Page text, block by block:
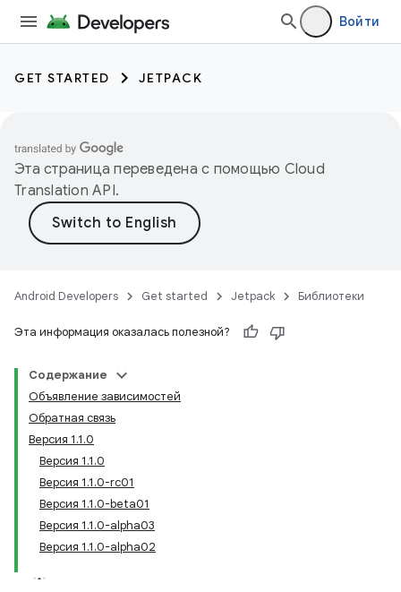
Войти
GET STARTED JETPACK
Эта страница переведена с помощью Cloud
Translation API.
Android Developers Get started Jetpack Библиотеки
Эта информация оказалась полезной?
Содержание
Объявление зависимостей
Обратная связь
Версия 1.1.0
Версия 1.1.0
Версия 1.1.0-rc01
Версия 1.1.0-beta01
Версия 1.1.0-alpha03
Версия 1.1.0-alpha02